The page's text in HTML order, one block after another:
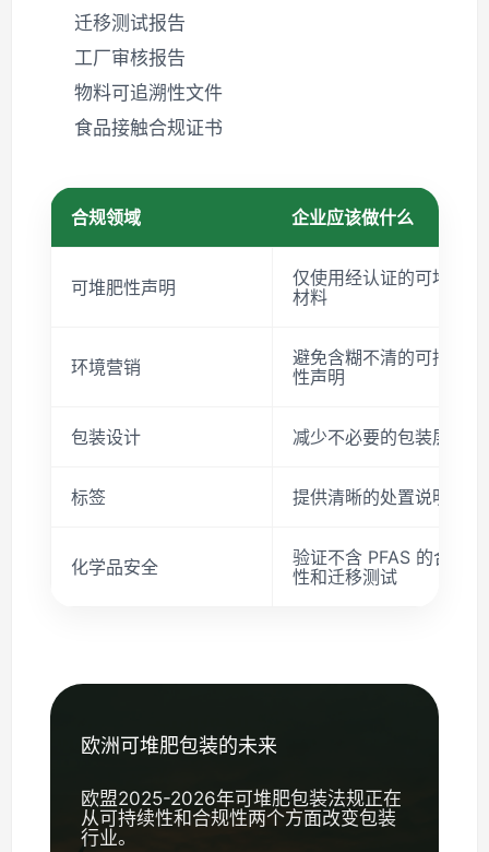
迁移测试报告
工厂审核报告
物料可追溯性文件
食品接触合规证书
合规领域 企业应该做什么
可堆肥性声明
仅使用经认证的可堆肥
材料
环境营销
避免含糊不清的可持续
性声明
包装设计 减少不必要的包装层
标签 提供清晰的处置说明
化学品安全
验证不含 PFAS 的合规
性和迁移测试
欧洲可堆肥包装的未来
欧盟2025-2026年可堆肥包装法规正在
从可持续性和合规性两个方面改变包装
行业。